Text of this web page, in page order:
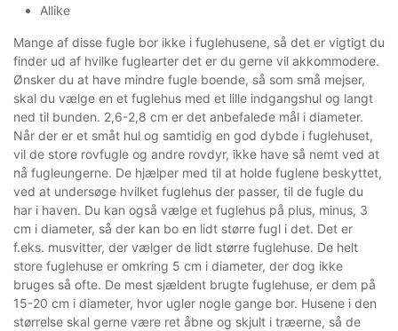
Allike
Mange af disse fugle bor ikke i fuglehusene, så det er vigtigt du
finder ud af hvilke fuglearter det er du gerne vil akkommodere.
Ønsker du at have mindre fugle boende, så som små mejser,
skal du vælge en et fuglehus med et lille indgangshul og langt
ned til bunden. 2,6-2,8 cm er det anbefalede mål i diameter.
Når der er et småt hul og samtidig en god dybde i fuglehuset,
vil de store rovfugle og andre rovdyr, ikke have så nemt ved at
nå fugleungerne. De hjælper med til at holde fuglene beskyttet,
ved at undersøge hvilket fuglehus der passer, til de fugle du
har i haven. Du kan også vælge et fuglehus på plus, minus, 3
cm i diameter, så der kan bo en lidt større fugl i det. Det er
f.eks. musvitter, der vælger de lidt større fuglehuse. De helt
store fuglehuse er omkring 5 cm i diameter, der dog ikke
bruges så ofte. De mest sjældent brugte fuglehuse, er dem på
15-20 cm i diameter, hvor ugler nogle gange bor. Husene i den
størrelse skal gerne være ret åbne og skjult i træerne, så de